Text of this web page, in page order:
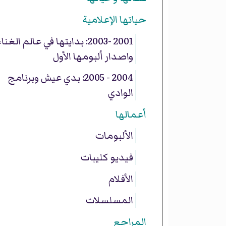
حياتها الإعلامية
2001 -2003: بدايتها في عالم
واصدار ألبومها الأول
2004 - 2005: بدي عيش وبرنامج
الوادي
أعمالها
الألبومات
فيديو كليبات
الأفلام
المسلسلات
المراجع